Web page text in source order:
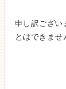
申し訳ござい
とはできませ